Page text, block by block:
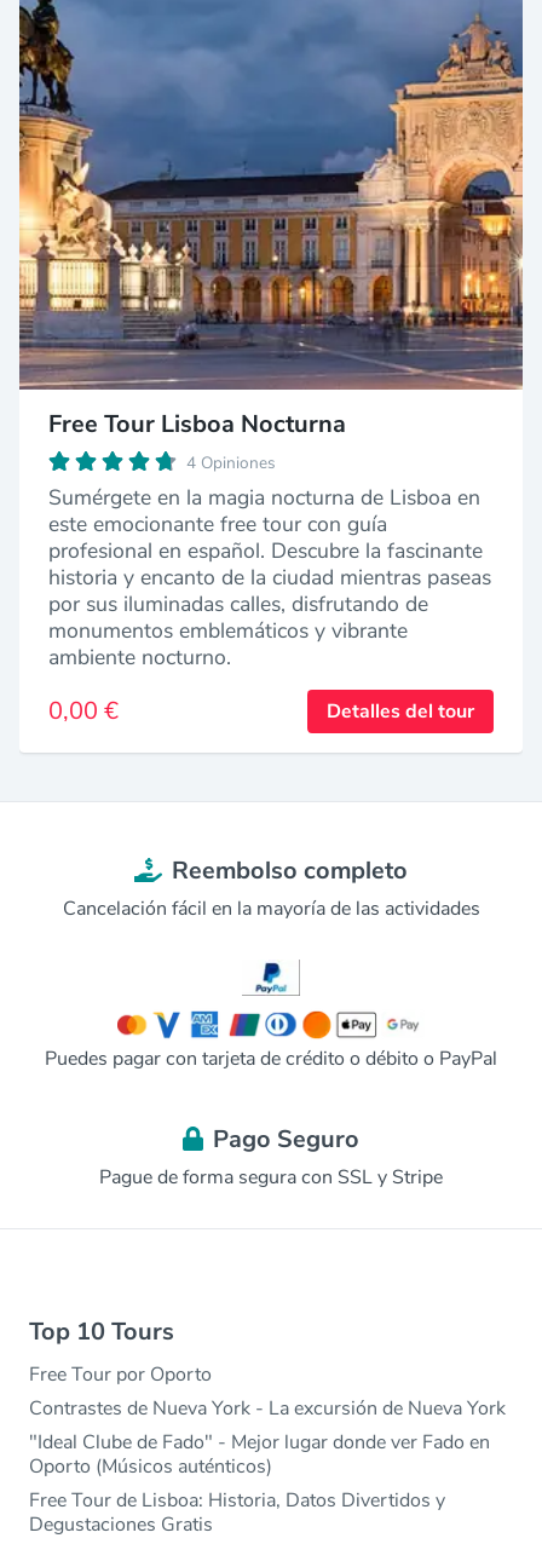
Free Tour Lisboa Nocturna
4 Opiniones
Sumérgete en la magia nocturna de Lisboa en
este emocionante free tour con guía
profesional en español. Descubre la fascinante
historia y encanto de la ciudad mientras paseas
por sus iluminadas calles, disfrutando de
monumentos emblemáticos y vibrante
ambiente nocturno.
0,00 € Detalles del tour
Reembolso completo
Cancelación fácil en la mayoría de las actividades
Puedes pagar con tarjeta de crédito o débito o PayPal
Pago Seguro
Pague de forma segura con SSL y Stripe
Top 10 Tours
Free Tour por Oporto
Contrastes de Nueva York - La excursión de Nueva York
"Ideal Clube de Fado" - Mejor lugar donde ver Fado en
Oporto (Músicos auténticos)
Free Tour de Lisboa: Historia, Datos Divertidos y
Degustaciones Gratis